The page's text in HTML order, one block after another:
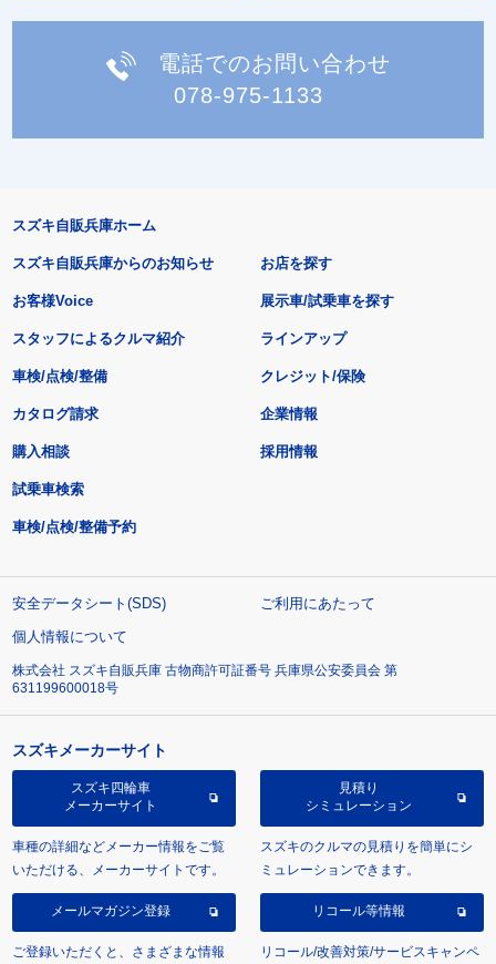
電話でのお問い合わせ
078-975-1133
スズキ自販兵庫ホーム
スズキ自販兵庫からのお知らせ
お客様Voice
スタッフによるクルマ紹介
お店を探す
展示車/試乗車を探す
ラインアップ
車検/点検/整備 クレジット/保険
カタログ請求
購入相談
試乗車検索
車検/点検/整備予約
企業情報
採用情報
安全データシート(SDS)
ご利用にあたって
個人情報について
株式会社 スズキ自販兵庫 古物商許可証番号 兵庫県公安委員会 第
631199600018号
スズキメーカーサイト
スズキ四輪車
メーカーサイト
車種の詳細などメーカー情報をご覧
いただける、メーカーサイトです。
見積り
シミュレーション
スズキのクルマの見積りを簡単にシ
ミュレーションできます。
メールマガジン登録
ご登録いただくと、さまざまな情報
リコール等情報
リコール/改善対策/サービスキャンペ